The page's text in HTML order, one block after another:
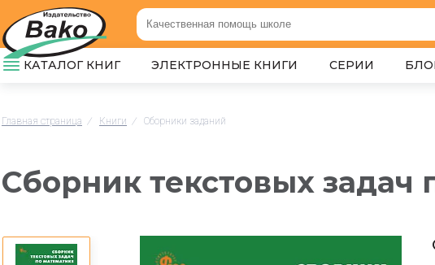
КАТАЛОГ КНИГ ЭЛЕКТРОННЫЕ КНИГИ СЕРИИ
Главная страница / Книги / Сборники заданий
Сборник текстовых задач